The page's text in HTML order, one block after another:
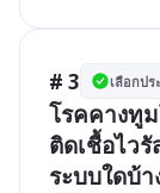
# 3 เลือกปร
โรคคางทู
ติดเชื้อไว
ระบบใดบ้า